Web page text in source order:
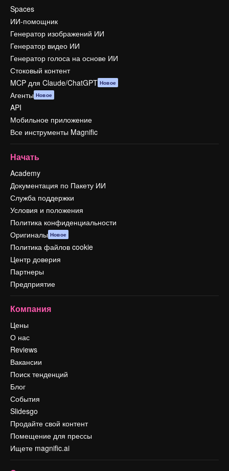
Spaces
ИИ-помощник
Генератор изображений ИИ
Генератор видео ИИ
Генератор голоса на основе ИИ
Стоковый контент
MCP для Claude/ChatGPT Новое
Агенты Новое
API
Мобильное приложение
Все инструменты Magnific
Начать
Academy
Документация по Пакету ИИ
Служба поддержки
Условия и положения
Политика конфиденциальности
Оригиналы Новое
Политика файлов cookie
Центр доверия
Партнеры
Предприятие
Компания
Цены
О нас
Reviews
Вакансии
Поиск тенденций
Блог
События
Slidesgo
Продайте свой контент
Помещение для прессы
Ищете magnific.ai